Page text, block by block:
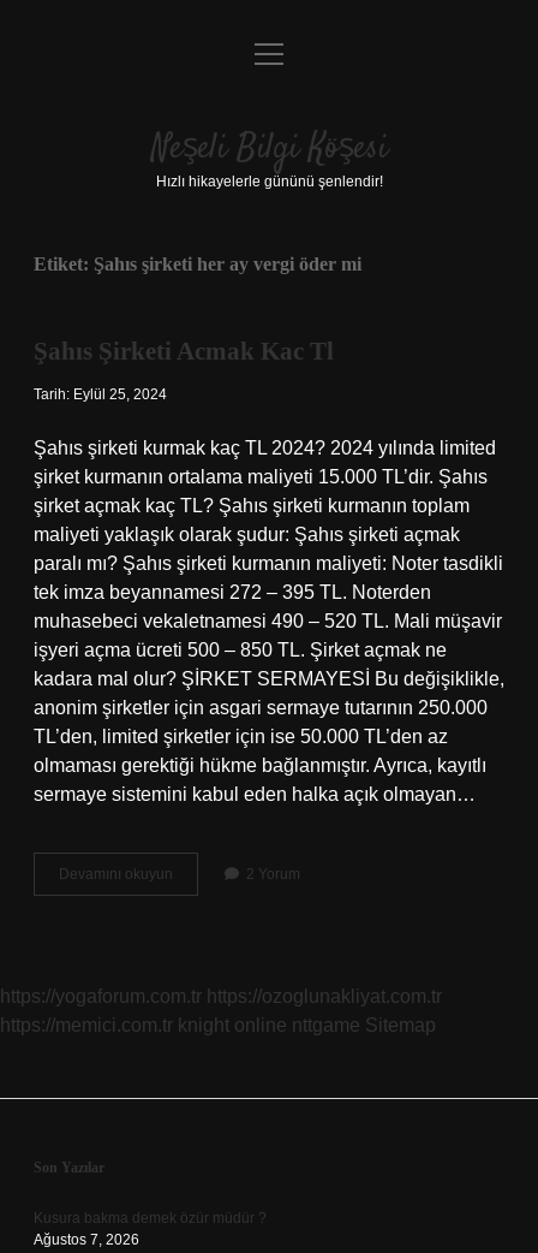
Anasayfa
Yasal Uyarı
menüyü
Neşeli Bilgi Köşesi
Hızlı hikayelerle gününü şenlendir!
Etiket: Şahıs şirketi her ay vergi öder mi
Şahıs Şirketi Acmak Kac Tl
Tarih: Eylül 25, 2024
Şahıs şirketi kurmak kaç TL 2024? 2024 yılında limited
şirket kurmanın ortalama maliyeti 15.000 TL’dir. Şahıs
şirket açmak kaç TL? Şahıs şirketi kurmanın toplam
maliyeti yaklaşık olarak şudur: Şahıs şirketi açmak
paralı mı? Şahıs şirketi kurmanın maliyeti: Noter tasdikli
tek imza beyannamesi 272 – 395 TL. Noterden
muhasebeci vekaletnamesi 490 – 520 TL. Mali müşavir
işyeri açma ücreti 500 – 850 TL. Şirket açmak ne
kadara mal olur? ŞİRKET SERMAYESİ Bu değişiklikle,
anonim şirketler için asgari sermaye tutarının 250.000
TL’den, limited şirketler için ise 50.000 TL’den az
olmaması gerektiği hükme bağlanmıştır. Ayrıca, kayıtlı
sermaye sistemini kabul eden halka açık olmayan…
Devamını okuyun
Şirketi
2 Yorum
https://yogaforum.com.tr https://ozoglunakliyat.com.tr
https://memici.com.tr knight online nttgame Sitemap
Sidebar
Son Yazılar
Kusura bakma demek özür müdür ?
Ağustos 7, 2026